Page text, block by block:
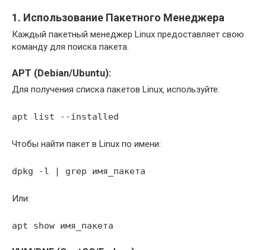
1. Использование Пакетного Менеджера
Каждый пакетный менеджер Linux предоставляет свою
команду для поиска пакета.
APT (Debian/Ubuntu):
Для получения списка пакетов Linux‚ используйте:
apt list --installed
Чтобы найти пакет в Linux по имени:
dpkg -l | grep имя_пакета
Или:
apt show имя_пакета